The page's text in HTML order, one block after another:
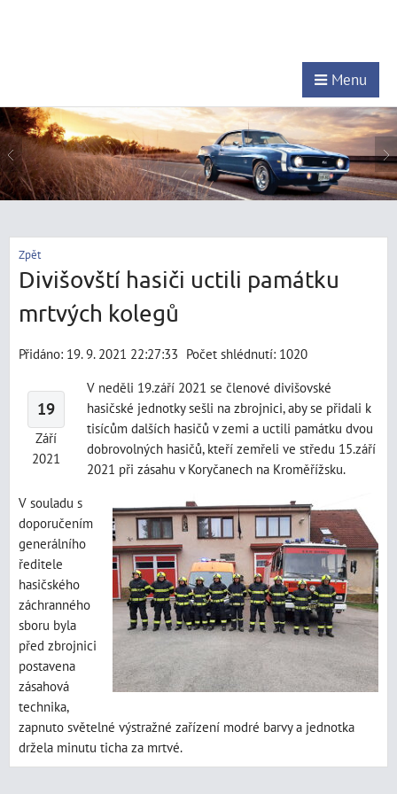
Menu
Zpět
Divišovští hasiči uctili památku
mrtvých kolegů
Přidáno: 19. 9. 2021 22:27:33 Počet shlédnutí: 1020
19
Září
2021
V neděli 19.září 2021 se členové divišovské
hasičské jednotky sešli na zbrojnici, aby se přidali k
tisícům dalších hasičů v zemi a uctili památku dvou
dobrovolných hasičů, kteří zemřeli ve středu 15.září
2021 při zásahu v Koryčanech na Kroměřížsku.
V souladu s
doporučením
generálního
ředitele
hasičského
záchranného
sboru byla
před zbrojnici
postavena
zásahová
technika,
zapnuto světelné výstražné zařízení modré barvy a jednotka
držela minutu ticha za mrtvé.